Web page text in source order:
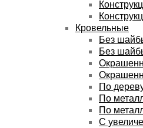
Кровельные
Без
Без
По
По
По
С